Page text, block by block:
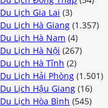
Du Lịch Gia Lai (3)
Du Lịch Hà Giang (1.357)
Du Lịch Hà Nam (4)
Du Lịch Hà Nội (267)
Du Lịch Hà Tĩnh (2)
Du Lịch Hải Phòng (1.501)
Du Lịch Hậu Giang (16)
Du Lịch Hòa Bình (545)